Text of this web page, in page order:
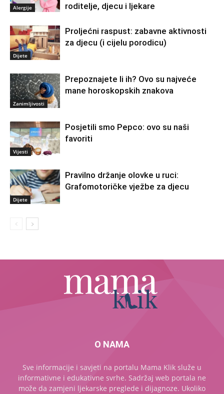
Alergije
roditelje, djecu i ljekare
Dijete
Proljećni raspust: zabavne aktivnosti
za djecu (i cijelu porodicu)
Zanimljivosti
Prepoznajete li ih? Ovo su najveće
mane horoskopskih znakova
Vijesti
Posjetili smo Pepco: ovo su naši
favoriti
Dijete
Pravilno držanje olovke u ruci:
Grafomotoričke vježbe za djecu
O NAMA
Sve informacije i savjeti na portalu Mama Klik služe u
informativne i edukativne svrhe. Sadržaj web portala ne
može da zamjeni ljekarske preglede i dijagnoze. Ukoliko